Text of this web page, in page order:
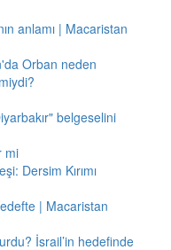
anlamı | Macaristan
Orban neden
belgeselini
mi
Dersim Kırımı
| Macaristan
İsrail’in hedefinde